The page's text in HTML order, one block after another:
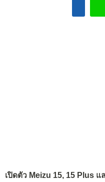
เปิดตัว Meizu 15, 15 Plus